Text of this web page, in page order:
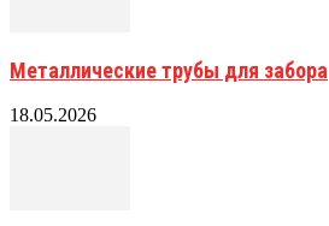
Металлические трубы для забора
18.05.2026